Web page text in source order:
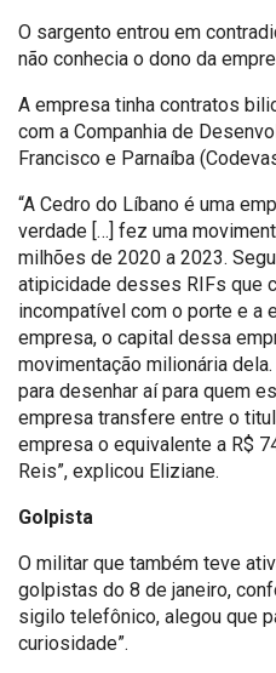
O sargento entrou em
não conhecia o dono da
A empresa tinha contratos
com a Companhia de
Francisco e Parnaíba
“A Cedro do Líbano é uma
verdade […] fez uma
milhões de 2020 a 2023.
atipicidade desses RIFs que
incompatível com o porte e a
empresa, o capital dessa
movimentação milionária
para desenhar aí para quem
empresa transfere entre o
empresa o equivalente a R$
Reis”, explicou Eliziane.
Golpista
O militar que também teve
golpistas do 8 de janeiro,
sigilo telefônico, alegou que
curiosidade”.